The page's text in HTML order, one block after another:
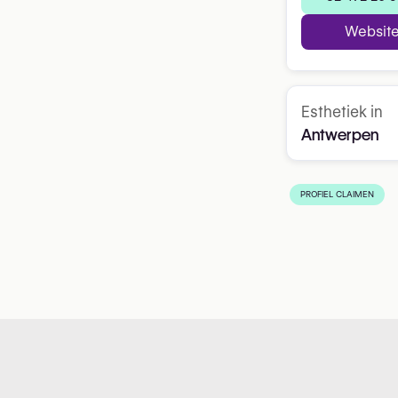
Esthetiek in
Antwerpen
PROFIEL CLAIMEN